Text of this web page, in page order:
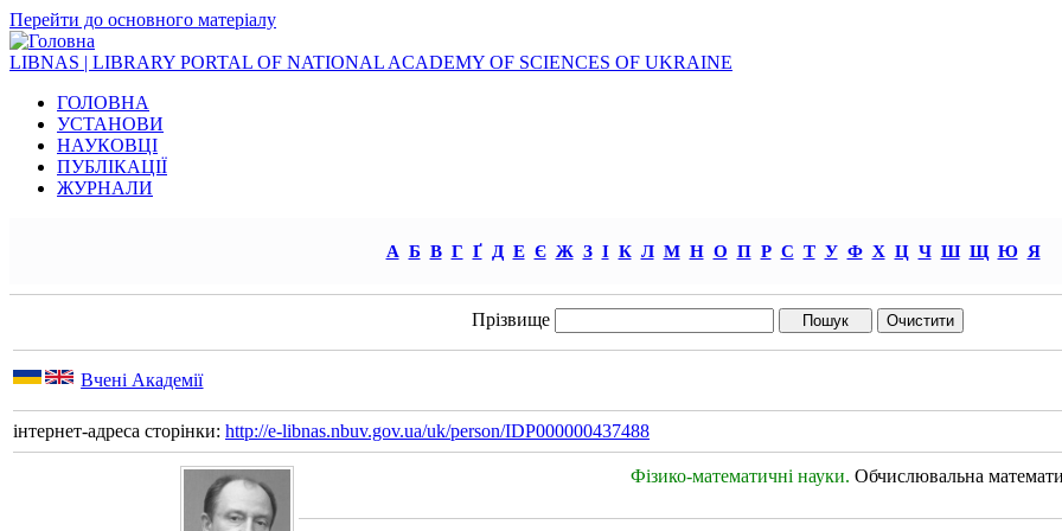
Перейти до основного матеріалу
LIBNAS | LIBRARY PORTAL OF NATIONAL ACADEMY OF SCIENCES OF UKRAINE
ГОЛОВНА
УСТАНОВИ
НАУКОВЦІ
ПУБЛІКАЦІЇ
ЖУРНАЛИ
А Б В Г Ґ Д Е Є Ж З І К Л М Н О П Р С Т У Ф Х Ц Ч Ш Щ Ю Я
Прізвище
Вчені Академії
інтернет-адреса сторінки: http://e-libnas.nbuv.gov.ua/uk/person/IDP000000437488
Фізико-математичні науки. Обчислювальна